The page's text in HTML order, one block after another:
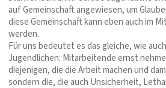
auf Gemeinschaft angewiesen, um
diese Gemeinschaft kann eben auch im
werden.
Für uns bedeutet es das gleiche, wie
Jugendlichen: Mitarbeitende ernst
diejenigen, die die Arbeit machen und
sondern die, die auch Unsicherheit,